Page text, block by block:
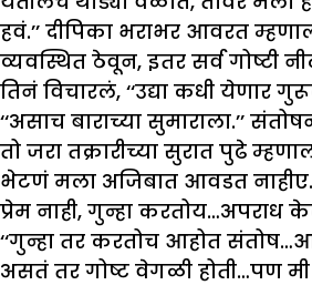
हवं.’’ दीपिका भराभर आवरत
व्यवस्थित ठेवून, इतर सर्व गोष्टी
तिनं विचारलं, ‘‘उद्या कधी येणार
‘‘असाच बाराच्या सुमाराला.’’
तो जरा तक्रारीच्या सुरात पुढे
भेटणं मला अजिबात आवडत
प्रेम नाही, गुन्हा करतोय…अपराध
‘‘गुन्हा तर करतोच आहोत
असतं तर गोष्ट वेगळी होती…पण